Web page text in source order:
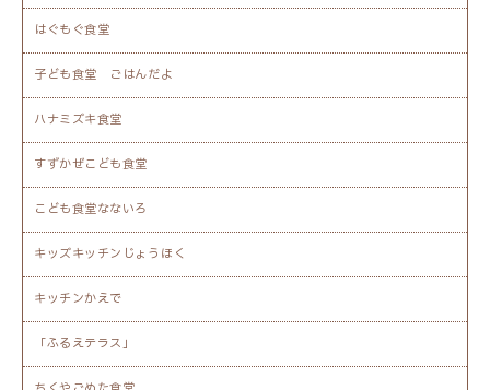
はぐもぐ食堂
子ども食堂 ごはんだよ
ハナミズキ食堂
すずかぜこども食堂
こども食堂なないろ
キッズキッチンじょうほく
キッチンかえで
「ふるえテラス」